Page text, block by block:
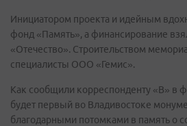
Инициатором проекта и идейным
фонд «Память», а финансирование
«Отечество». Строительством
специалисты ООО «Гемис».
Как сообщили корреспонденту «В» в
будет первый во Владивостоке
благодарными потомками в память о